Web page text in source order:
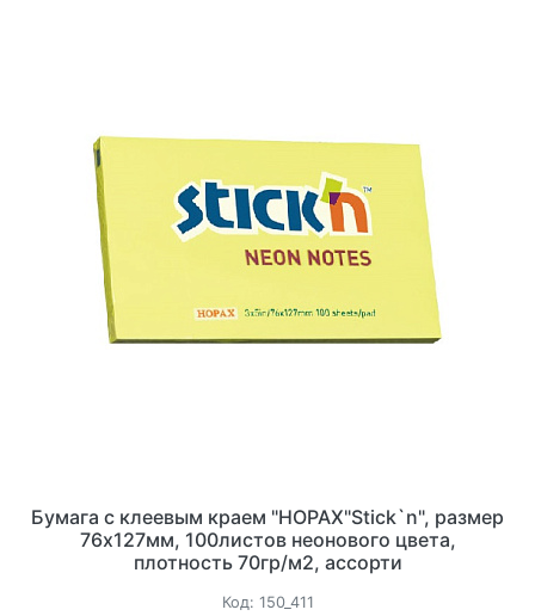
Бумага с клеевым краем "HOPAX"Stick`n", размер
76х127мм, 100листов неонового цвета,
плотность 70гр/м2, ассорти
Код: 150_411